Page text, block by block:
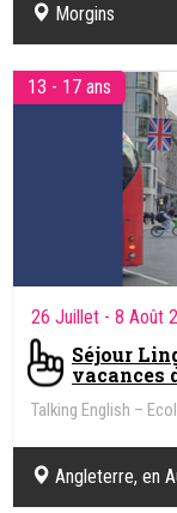
Morgins
13 - 17 ans
26 Juillet - 8 Août
Séjour
vacances
Talking English –
Angleterre, en